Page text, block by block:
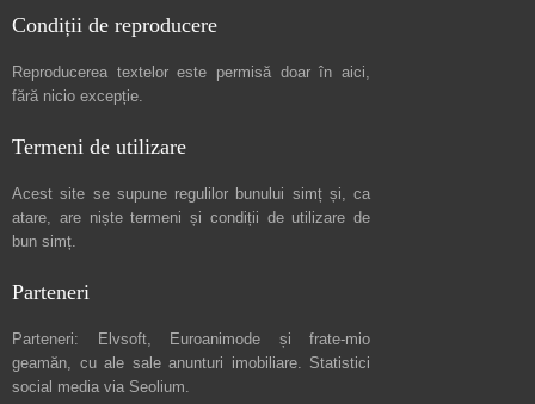
Condiții de reproducere
Reproducerea textelor este permisă doar în aici,
fără nicio excepție.
Termeni de utilizare
Acest site se supune regulilor bunului simț și, ca
atare, are niștetermeni și condiții de utilizare de
bun simț.
Parteneri
Parteneri: Elvsoft, Euroanimode și frate-mio
geamăn, cu ale sale anunturi imobiliare. Statistici
social media via Seolium.